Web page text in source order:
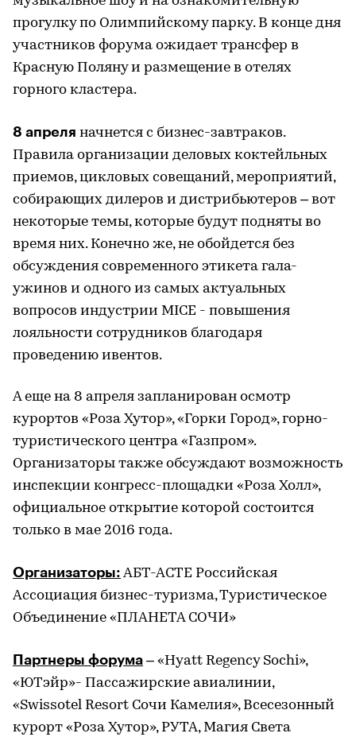
прогулку по Олимпийскому парку. В конце дня
участников форума ожидает трансфер в
Красную Поляну и размещение в отелях
горного кластера.
8 апреля начнется с бизнес-завтраков.
Правила организации деловых коктейльных
приемов, цикловых совещаний, мероприятий,
собирающих дилеров и дистрибьютеров – вот
некоторые темы, которые будут подняты во
время них. Конечно же, не обойдется без
обсуждения современного этикета гала-
ужинов и одного из самых актуальных
вопросов индустрии MICE - повышения
лояльности сотрудников благодаря
проведению ивентов.
А еще на 8 апреля запланирован осмотр
курортов «Роза Хутор», «Горки Город», горно-
туристического центра «Газпром».
Организаторы также обсуждают возможность
инспекции конгресс-площадки «Роза Холл»,
официальное открытие которой состоится
только в мае 2016 года.
Организаторы: АБТ-АСТЕ Российская
Ассоциация бизнес-туризма, Туристическое
Объединение «ПЛАНЕТА СОЧИ»
Партнеры форума – «Hyatt Regenсy Sochi»,
«ЮТэйр»- Пассажирские авиалинии,
«Swissotel Resort Сочи Камелия», Всесезонный
курорт «Роза Хутор», РУТА, Магия Света